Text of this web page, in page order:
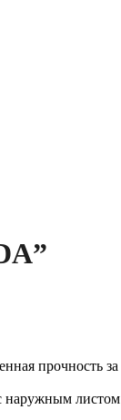
прочность
наружным